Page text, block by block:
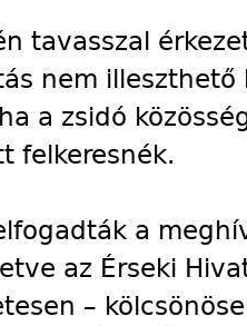
tavasszal
nem
a zsidó
felkeresnék.
a
az Érseki
–